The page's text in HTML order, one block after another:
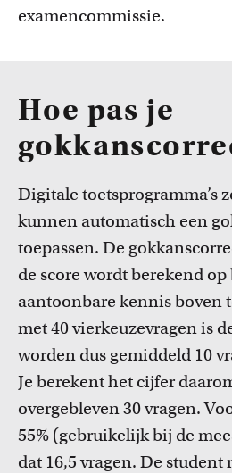
examencommissie.
Hoe pas je
Digitale toetsprogramma’s
kunnen automatisch een
toepassen. De
de score wordt berekend op
aantoonbare kennis boven
met 40 vierkeuzevragen is
worden dus gemiddeld 10
Je berekent het cijfer
overgebleven 30 vragen.
55% (gebruikelijk bij de
dat 16,5 vragen. De student